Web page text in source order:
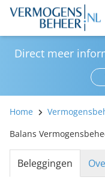
Direct meer
Home
Balans
Beleggingen